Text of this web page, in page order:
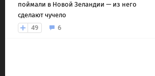
поймали в Новой Зеландии — из него
сделают чучело
49
6